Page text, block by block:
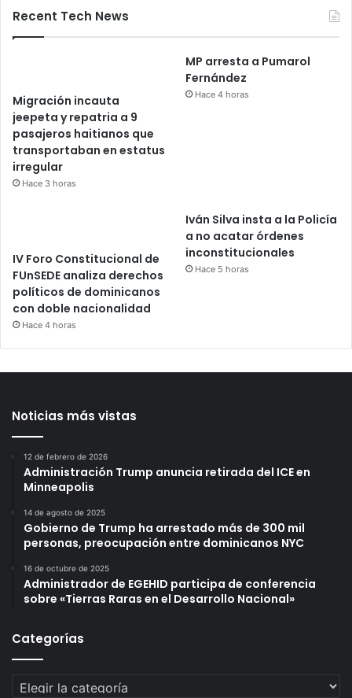
Recent Tech News
Migración incauta
jeepeta y repatria a 9
pasajeros haitianos que
transportaban en estatus
irregular
Hace 3 horas
MP arresta a Pumarol
Fernández
Hace 4 horas
IV Foro Constitucional de
FUnSEDE analiza derechos
políticos de dominicanos
con doble nacionalidad
Hace 4 horas
Iván Silva insta a la Policía
a no acatar órdenes
inconstitucionales
Hace 5 horas
Noticias más vistas
12 de febrero de 2026
Administración Trump anuncia retirada del ICE en
Minneapolis
14 de agosto de 2025
Gobierno de Trump ha arrestado más de 300 mil
personas, preocupación entre dominicanos NYC
16 de octubre de 2025
Administrador de EGEHID participa de conferencia
sobre «Tierras Raras en el Desarrollo Nacional»
Categorías
Categorías